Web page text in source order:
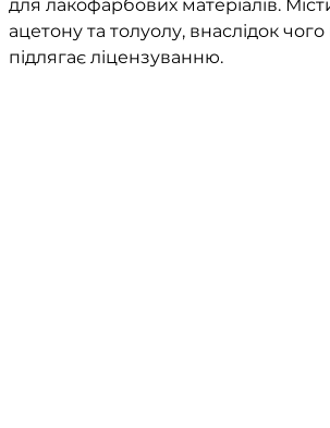
для лакофарбових матеріалів.
ацетону та толуолу, внаслідок
підлягає ліцензуванню.